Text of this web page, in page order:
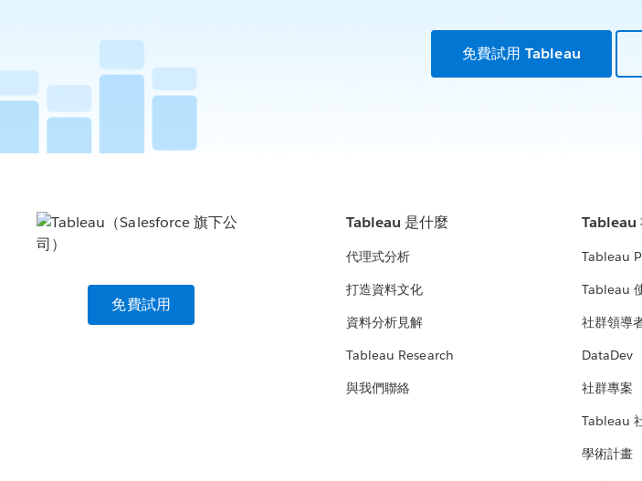
免費試用 Tableau
免費試用
Tableau 是什麼
代理式分析
打造資料文化
資料分析見解
Tableau Research
與我們聯絡
Tableau
Tableau
Tableau
社群領導
DataDev
社群專案
Tableau
學術計畫